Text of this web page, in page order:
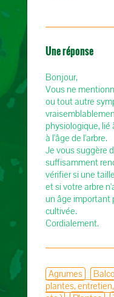
Une réponse
Bonjour,
Vous ne
ou tout autre
physiologique, lié
à l'âge de l'arbre.
Je vous suggère
suffisamment
vérifier si une
et si votre arbre
un âge important
cultivée.
Cordialement.
Agrumes
plantes, entretien,